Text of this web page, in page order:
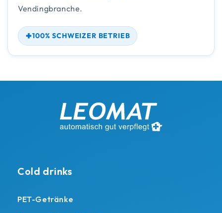
Vendingbranche.
100% SCHWEIZER BETRIEB
Cold drinks
PET-Getränke